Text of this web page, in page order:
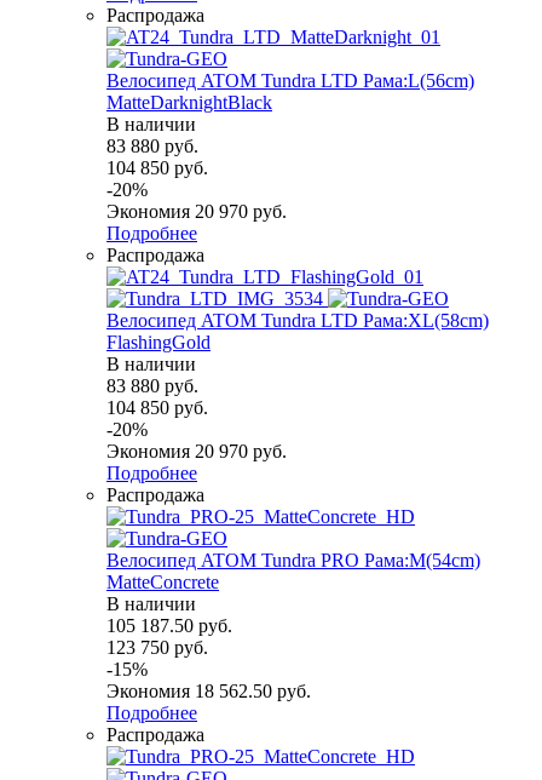
Распродажа
Велосипед ATOM Tundra LTD Рама:L(56cm)
MatteDarknightBlack
В наличии
83 880 руб.
104 850 руб.
-20%
Экономия 20 970 руб.
Подробнее
Распродажа
Велосипед ATOM Tundra LTD Рама:XL(58cm)
FlashingGold
В наличии
83 880 руб.
104 850 руб.
-20%
Экономия 20 970 руб.
Подробнее
Распродажа
Велосипед ATOM Tundra PRO Рама:M(54cm)
MatteConcrete
В наличии
105 187.50 руб.
123 750 руб.
-15%
Экономия 18 562.50 руб.
Подробнее
Распродажа